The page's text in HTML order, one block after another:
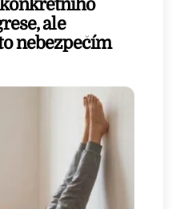
konkrétního
ale
nebezpečím